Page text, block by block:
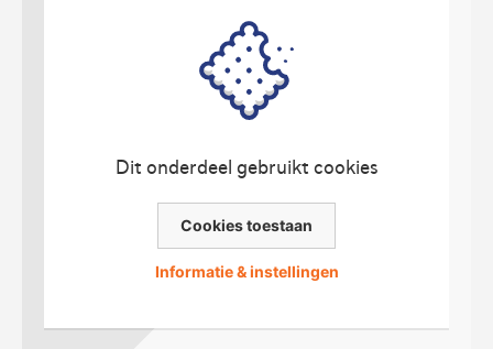
De digitale leeromgeving van
de KNVB
bestuurders in het
Dit onderdeel gebruikt cookies
Cookies toestaan
Informatie & instellingen